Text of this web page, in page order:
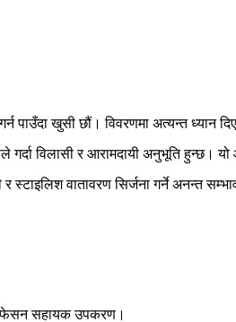
पाउँदा खुसी छौं। विवरणमा अत्यन्त
विलासी र आरामदायी अनुभूति हुन्छ। यो
स्टाइलिश वातावरण सिर्जना गर्ने अनन्त
फेसन सहायक उपकरण।